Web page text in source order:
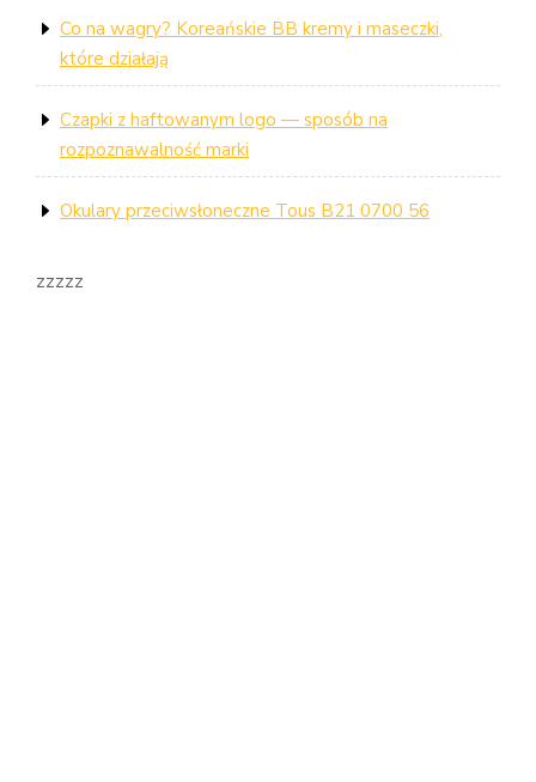
Co na wagry? Koreańskie BB kremy i maseczki,
które działają
Czapki z haftowanym logo — sposób na
rozpoznawalność marki
Okulary przeciwsłoneczne Tous B21 0700 56
zzzzz